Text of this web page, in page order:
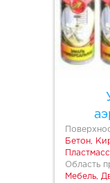
Бетон,
Область
Мебель,